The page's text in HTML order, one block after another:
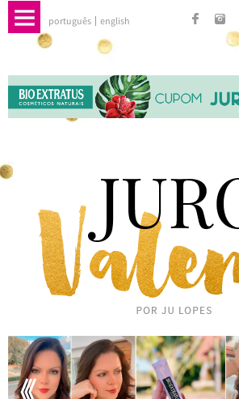
português english